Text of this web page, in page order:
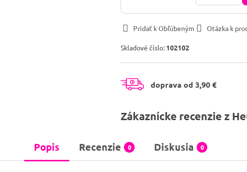
Pridať k Obľúbeným Otázka k
Skladové číslo: 102102
doprava od 3,90 €
Zákaznícke recenzie z
Popis Recenzie 0 Diskusia 0